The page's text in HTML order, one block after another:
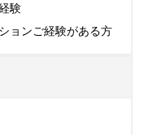
験
ョンご経験がある方